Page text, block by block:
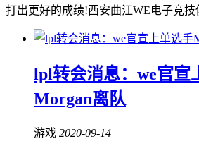
打出更好的成绩!西安曲江WE电子竞技
lpl转会消息：we官宣
Morgan离队
游戏 2020-09-14